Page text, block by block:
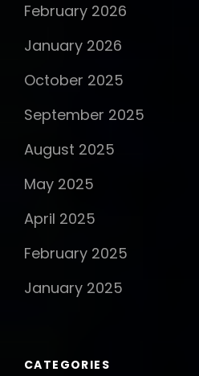
February 2026
January 2026
October 2025
September 2025
August 2025
May 2025
April 2025
February 2025
January 2025
CATEGORIES